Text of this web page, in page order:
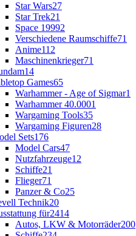
Star Wars27
Star Trek21
Space 19992
Verschiedene Raumschiffe71
Anime112
Maschinenkrieger71
14
Games65
Warhammer - Age of Sigmar1
Warhammer 40.0001
Wargaming Tools35
Wargaming Figuren28
Sets176
Model Cars47
Nutzfahrzeuge12
Schiffe21
Flieger71
Panzer & Co25
Technik20
für2414
Autos, LKW & Motorräder200